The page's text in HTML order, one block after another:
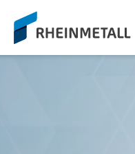
siteLogo